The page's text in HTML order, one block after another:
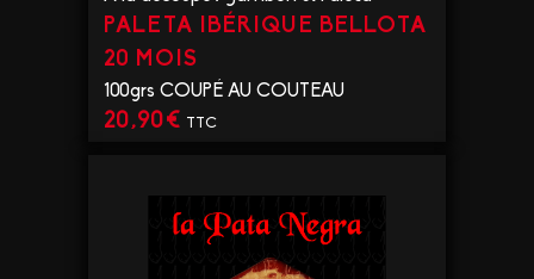
PALETA IBÉRIQUE BELLOTA
20 MOIS
100grs COUPÉ AU COUTEAU
20,90€ TTC